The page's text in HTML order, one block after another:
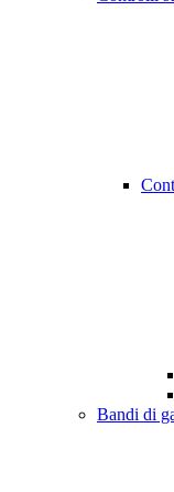
Bandi di